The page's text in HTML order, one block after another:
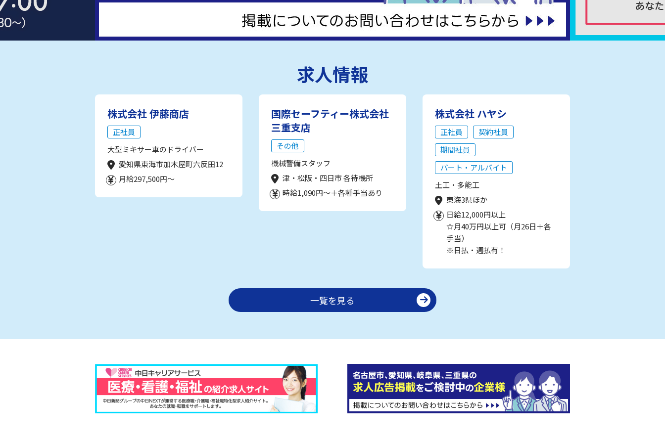
求人情報
株式会社 伊藤商店
正社員
大型ミキサー車のドライバー
愛知県東海市加木屋町六反田12
月給297,500円～
国際セーフティー株式会社
三重支店
その他
機械警備スタッフ
津・松阪・四日市 各待機所
時給1,090円～＋各種手当あり
株式会社 ハヤシ
正社員
契約社員
期間社員
パート・アルバイト
土工・多能工
東海3県ほか
日給12,000円以上
☆月40万円以上可（月26日＋各
手当）
※日払・週払有！
一覧を見る